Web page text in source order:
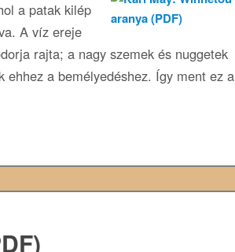
a patak kilép
A víz ereje
rajta; a nagy szemek és nuggetek
a bemélyedéshez. Így ment ez a